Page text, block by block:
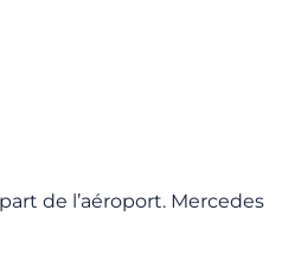
de l’aéroport. Mercedes